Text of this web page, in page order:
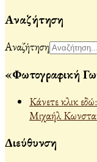
Αναζήτηση
Αναζήτηση
«Φωτογραφική
Κάνετε κλικ
Μιχαήλ
Διεύθυνση